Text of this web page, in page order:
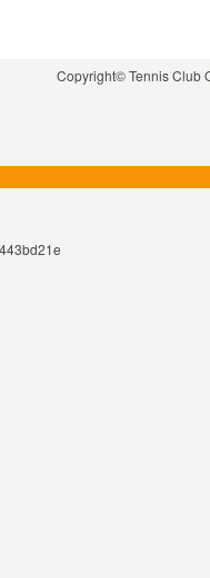
Copyright© Tennis Club